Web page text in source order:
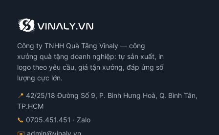
Công ty TNHH Quà Tặng Vinaly — công
xưởng quà tặng doanh nghiệp: tự sản xuất, in
logo theo yêu cầu, giá tận xưởng, đáp ứng số
lượng cực lớn.
📍 42/25/18 Đường Số 9, P. Bình Hưng Hoà, Q. Bình Tân,
TP.HCM
📞 0705.451.451 · Zalo
✉️ admin@vinaly.vn